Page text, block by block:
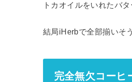
トカオイルをいれたバ
結局iHerbで全部揃いそ
完全無欠コーヒ